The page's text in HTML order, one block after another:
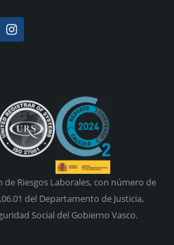
de Riesgos Laborales, con número de
del Departamento de Justicia,
Social del Gobierno Vasco.